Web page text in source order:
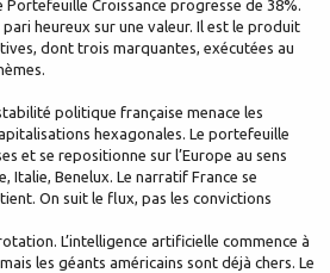
Portefeuille Croissance progresse de 38%.
pari heureux sur une valeur. Il est le produit
dont trois marquantes, exécutées au
politique française menace les
hexagonales. Le portefeuille
et se repositionne sur l’Europe au sens
Italie, Benelux. Le narratif France se
On suit le flux, pas les convictions
L’intelligence artificielle commence à
les géants américains sont déjà chers. Le